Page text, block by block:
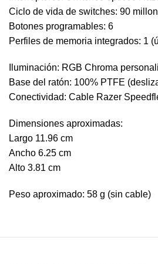
Ciclo de vida de switches: 90
Botones programables: 6
Perfiles de memoria integrados: 1
Iluminación: RGB Chroma
Base del ratón: 100% PTFE
Conectividad: Cable Razer
Dimensiones aproximadas:
Largo 11.96 cm
Ancho 6.25 cm
Alto 3.81 cm
Peso aproximado: 58 g (sin cable)